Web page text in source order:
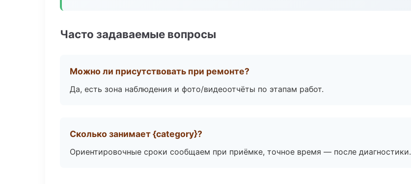
Часто задаваемые вопросы
Можно ли присутствовать при ремонте?
Да, есть зона наблюдения и фото/видеоотчёты по этапам работ.
Сколько занимает {category}?
Ориентировочные сроки сообщаем при приёмке, точное время — после диагностики.